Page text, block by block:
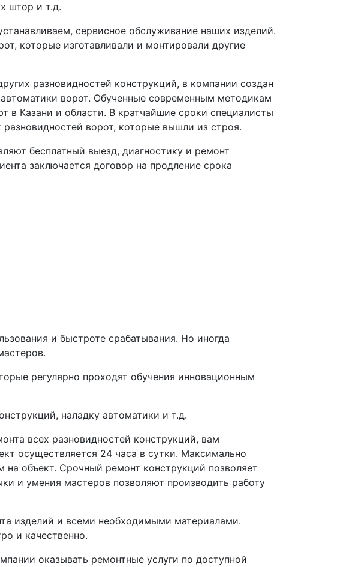
штор и т.д.
сервисное обслуживание наших изделий.
которые изготавливали и монтировали другие
разновидностей конструкций, в компании создан
ворот. Обученные современным методикам
в Казани и области. В кратчайшие сроки специалисты
ворот, которые вышли из строя.
бесплатный выезд, диагностику и ремонт
заключается договор на продление срока
и быстроте срабатывания. Но иногда
регулярно проходят обучения инновационным
наладку автоматики и т.д.
всех разновидностей конструкций, вам
осуществляется 24 часа в сутки. Максимально
объект. Срочный ремонт конструкций позволяет
и умения мастеров позволяют производить работу
изделий и всеми необходимыми материалами.
и качественно.
оказывать ремонтные услуги по доступной